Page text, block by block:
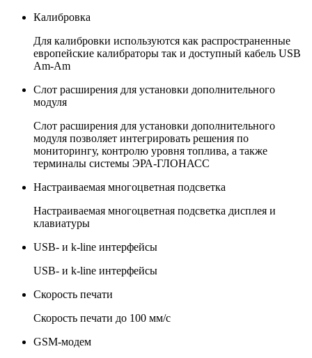
Калибровка
Для калибровки используются как распространенные
европейские калибраторы так и доступный кабель USB
Am-Am
Слот расширения для установки дополнительного
модуля
Слот расширения для установки дополнительного
модуля позволяет интегрировать решения по
мониторингу, контролю уровня топлива, а также
терминалы системы ЭРА-ГЛОНАСС
Настраиваемая многоцветная подсветка
Настраиваемая многоцветная подсветка дисплея и
клавиатуры
USB- и k-line интерфейсы
USB- и k-line интерфейсы
Скорость печати
Скорость печати до 100 мм/с
GSM-модем